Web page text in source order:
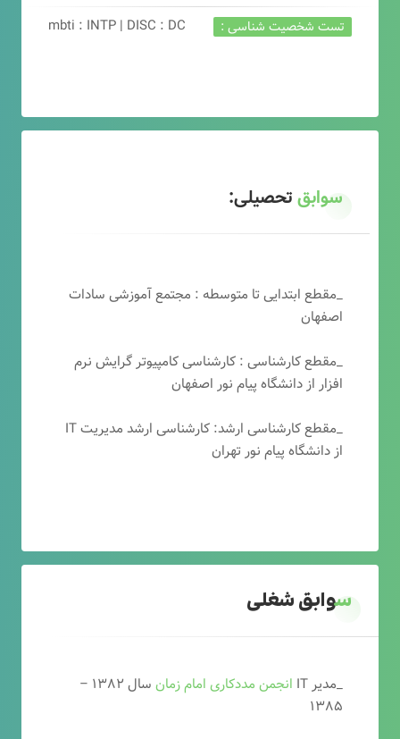
تست شخصیت شناسی : mbti : INTP | DISC : DC
سوابقتحصیلی:
_مقطع ابتدایی تا متوسطه : مجتمع آموزشی سادات
اصفهان
_مقطع کارشناسی : کارشناسی کامپیوتر گرایش نرم
افزار از دانشگاه پیام نور اصفهان
_مقطع کارشناسی ارشد: کارشناسی ارشد مدیریت IT
از دانشگاه پیام نور تهران
سوابق شغلی
_مدیر IT انجمن مددکاری امام زمان
سال ۱۳۸۲ –
۱۳۸۵